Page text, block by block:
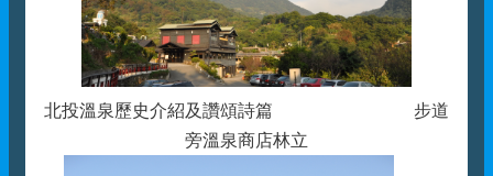
北投溫泉歷史介紹及讚頌詩篇 步道
旁溫泉商店林立